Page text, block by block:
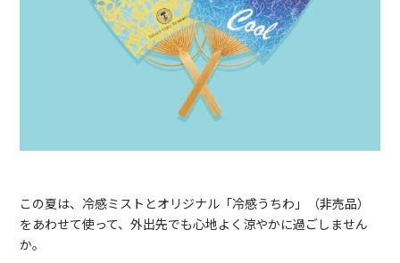
この夏は、冷感ミストとオリジナル「冷感うちわ」（非売品）
をあわせて使って、外出先でも心地よく涼やかに過ごしません
か。